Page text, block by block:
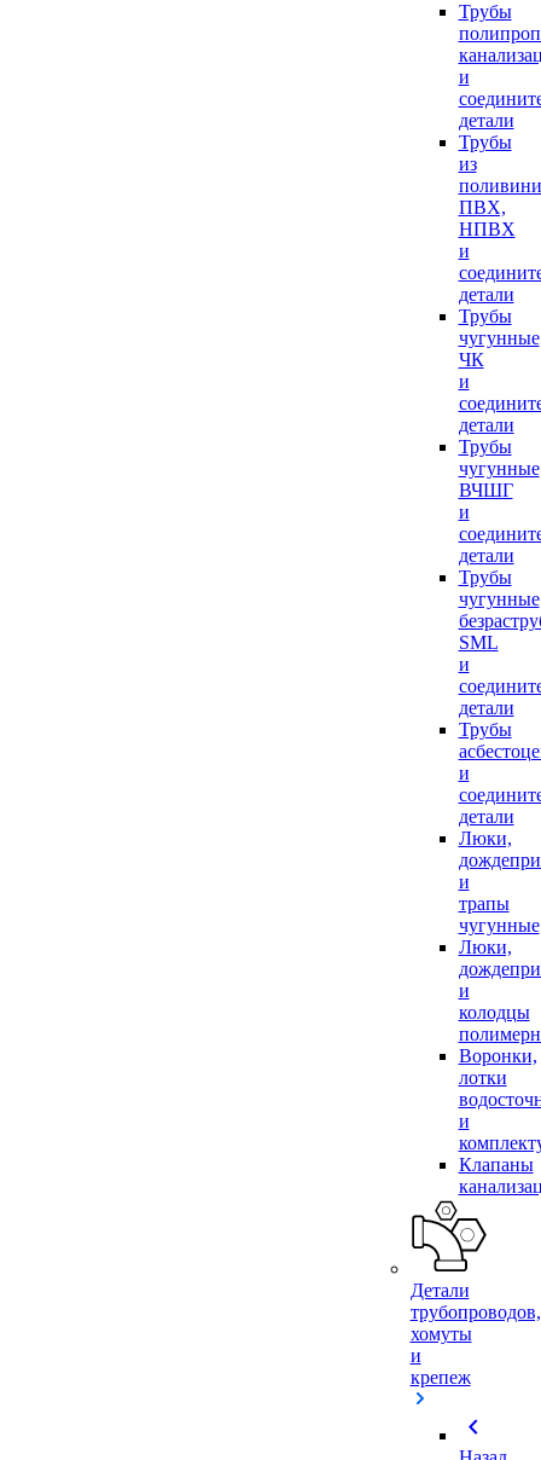
Трубы
и
детали
Трубы
из
ПВХ,
НПВХ
и
детали
Трубы
чугунные
ЧК
и
детали
Трубы
чугунные
ВЧШГ
и
детали
Трубы
чугунные
SML
и
детали
Трубы
и
детали
Люки,
и
трапы
чугунные
Люки,
и
колодцы
Воронки,
лотки
и
Клапаны
Детали
трубопроводов,
хомуты
и
крепеж
chevron_left